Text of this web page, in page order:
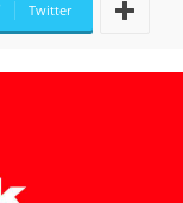
Twitter